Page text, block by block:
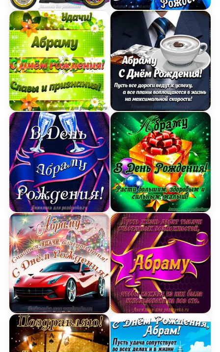
Картинка с Днем Рождения Абраму, ты самый
Картинка Абраму с Днем рождения с
Открытка Абраму в День Рождения с бокалами
Открытка Абраму на День Рождения с
Открытка
Картинка Абраму с
Открытка Абраму в
Открытка с Днём